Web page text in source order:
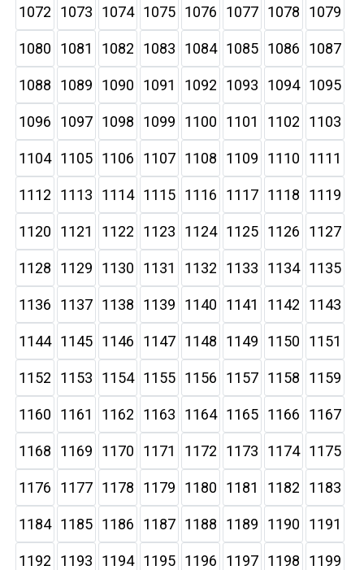
1072 1073 1074 1075 1076 1077 1078 1079
1080 1081 1082 1083 1084 1085 1086 1087
1088 1089 1090 1091 1092 1093 1094 1095
1096 1097 1098 1099 1100 1101 1102 1103
1104 1105 1106 1107 1108 1109 1110 1111
1112 1113 1114 1115 1116 1117 1118 1119
1120 1121 1122 1123 1124 1125 1126 1127
1128 1129 1130 1131 1132 1133 1134 1135
1136 1137 1138 1139 1140 1141 1142 1143
1144 1145 1146 1147 1148 1149 1150 1151
1152 1153 1154 1155 1156 1157 1158 1159
1160 1161 1162 1163 1164 1165 1166 1167
1168 1169 1170 1171 1172 1173 1174 1175
1176 1177 1178 1179 1180 1181 1182 1183
1184 1185 1186 1187 1188 1189 1190 1191
1192 1193 1194 1195 1196 1197 1198 1199